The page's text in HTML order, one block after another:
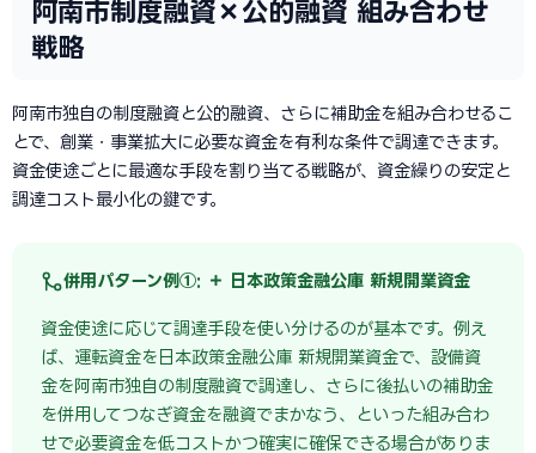
阿南市制度融資×公的融資 組み合わせ
戦略
阿南市独自の制度融資と公的融資、さらに補助金を組み合わせるこ
とで、創業・事業拡大に必要な資金を有利な条件で調達できます。
資金使途ごとに最適な手段を割り当てる戦略が、資金繰りの安定と
調達コスト最小化の鍵です。
併用パターン例①: ＋ 日本政策金融公庫 新規開業資金
資金使途に応じて調達手段を使い分けるのが基本です。例え
ば、運転資金を日本政策金融公庫 新規開業資金で、設備資
金を阿南市独自の制度融資で調達し、さらに後払いの補助金
を併用してつなぎ資金を融資でまかなう、といった組み合わ
せで必要資金を低コストかつ確実に確保できる場合がありま